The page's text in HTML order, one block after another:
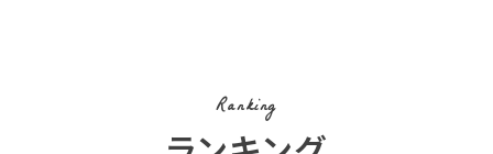
Ranking